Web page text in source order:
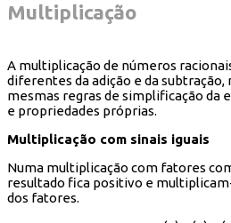
Multiplicação
A multiplicação de números
diferentes da adição e da subtração,
mesmas regras de simplificação da
e propriedades próprias.
Multiplicação com sinais iguais
Numa multiplicação com fatores
resultado fica positivo e
dos fatores.